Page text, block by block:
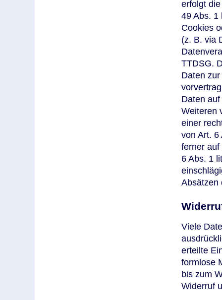
erfolgt
49 Abs. 1
Cookies
(z. B. via
TTDSG.
Daten
Daten
Weiteren
einer
von Art. 6
ferner auf
6 Abs. 1
Absätzen
Viele
erteilte
formlose
bis zum
Widerruf